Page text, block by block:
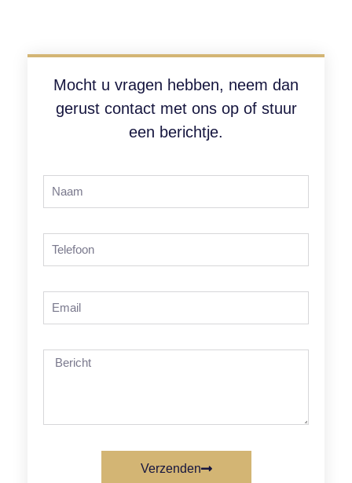
Mocht u vragen hebben, neem dan
gerust contact met ons op of stuur
een berichtje.
Verzenden